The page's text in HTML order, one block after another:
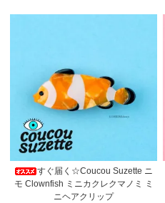
すぐ届く☆Coucou Suzette ニ
モ Clownfish ミニカクレクマノミ ミ
ニヘアクリップ